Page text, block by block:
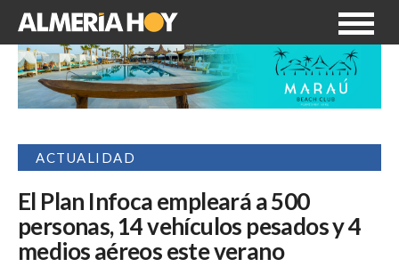
ACTUALIDAD
El Plan Infoca empleará a 500
personas, 14 vehículos pesados y 4
medios aéreos este verano